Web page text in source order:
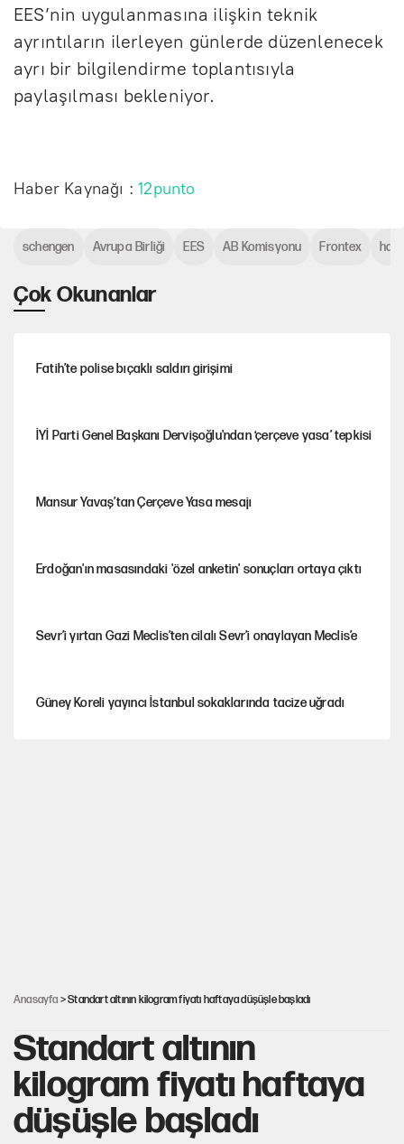
EES’nin uygulanmasına ilişkin teknik
ayrıntıların ilerleyen günlerde düzenlenecek
ayrı bir bilgilendirme toplantısıyla
paylaşılması bekleniyor.
Haber Kaynağı :12punto
Çok Okunanlar
Fatih’te polise bıçaklı saldırı girişimi
İYİ Parti Genel Başkanı Dervişoğlu'ndan ‘çerçeve yasa’ tepkisi
Mansur Yavaş’tan Çerçeve Yasa mesajı
Erdoğan'ın masasındaki 'özel anketin' sonuçları ortaya çıktı
Sevr’i yırtan Gazi Meclis’ten cilalı Sevr’i onaylayan Meclis’e
Güney Koreli yayıncı İstanbul sokaklarında tacize uğradı
schengen Avrupa Birliği EES AB Komisyonu Frontex
Anasayfa > Standart altının kilogram fiyatı haftaya düşüşle başladı
Standart altının
kilogram fiyatı haftaya
düşüşle başladı